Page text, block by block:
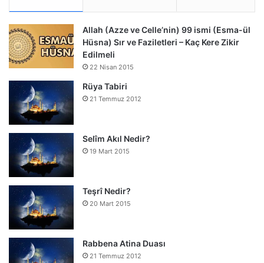
Allah (Azze ve Celle’nin) 99 ismi (Esma-ül
Hüsna) Sır ve Faziletleri – Kaç Kere Zikir
Edilmeli
22 Nisan 2015
Rüya Tabiri
21 Temmuz 2012
Selîm Akıl Nedir?
19 Mart 2015
Teşrî Nedir?
20 Mart 2015
Rabbena Atina Duası
21 Temmuz 2012